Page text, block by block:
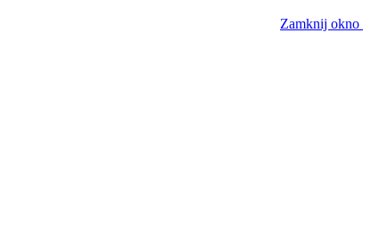
Zamknij okno